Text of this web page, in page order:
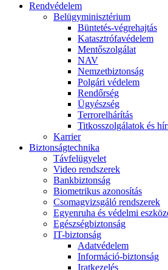
Rendvédelem
Belügyminisztérium
Büntetés-végrehajtás
Katasztrófavédelem
Mentőszolgálat
NAV
Nemzetbiztonság
Polgári védelem
Rendőrség
Ügyészség
Terrorelhárítás
Titkosszolgálatok és
Karrier
Biztonságtechnika
Távfelügyelet
Video rendszerek
Bankbiztonság
Biometrikus azonosítás
Csomagvizsgáló rendszerek
Egyenruha és védelmi
Egészségbiztonság
IT-biztonság
Adatvédelem
Információ-biztonság
Iratkezelés